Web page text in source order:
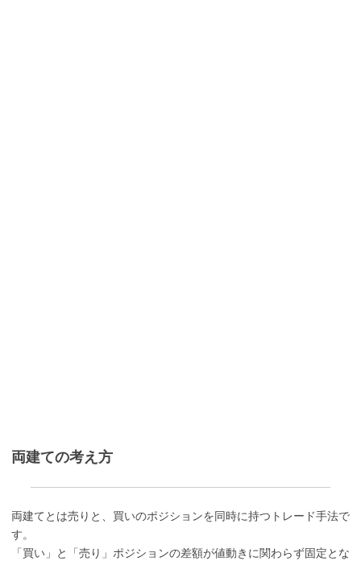
両建ての考え方
両建てとは売りと、買いのポジションを同時に持つトレード手法で
す。
「買い」と「売り」ポジションの差額が値動きに関わらず固定とな